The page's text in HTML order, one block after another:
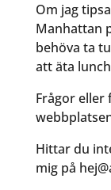
Om jag
Manhattan
behöva ta
att äta
Frågor eller
Hittar du
mig på